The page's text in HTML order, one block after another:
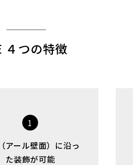
４つの特徴
1
アール壁面）に沿っ
た装飾が可能